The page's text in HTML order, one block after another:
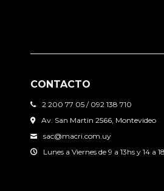
CONTACTO
2 200 77 05 / 092 138 710
Av. San Martin 2566, Montevideo
sac@macri.com.uy
Lunes a Viernes de 9 a 13hs y 14 a